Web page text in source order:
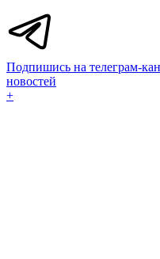
Подпишись на телеграм-
новостей
+